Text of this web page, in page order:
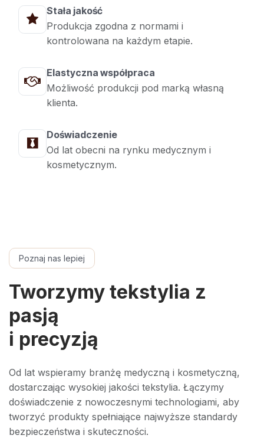
Stała jakość
Produkcja zgodna z normami i
kontrolowana na każdym etapie.
Elastyczna współpraca
Możliwość produkcji pod marką własną
klienta.
Doświadczenie
Od lat obecni na rynku medycznym i
kosmetycznym.
Poznaj nas lepiej
Tworzymy tekstylia z
pasją
i precyzją
Od lat wspieramy branżę medyczną i kosmetyczną,
dostarczając wysokiej jakości tekstylia. Łączymy
doświadczenie z nowoczesnymi technologiami, aby
tworzyć produkty spełniające najwyższe standardy
bezpieczeństwa i skuteczności.